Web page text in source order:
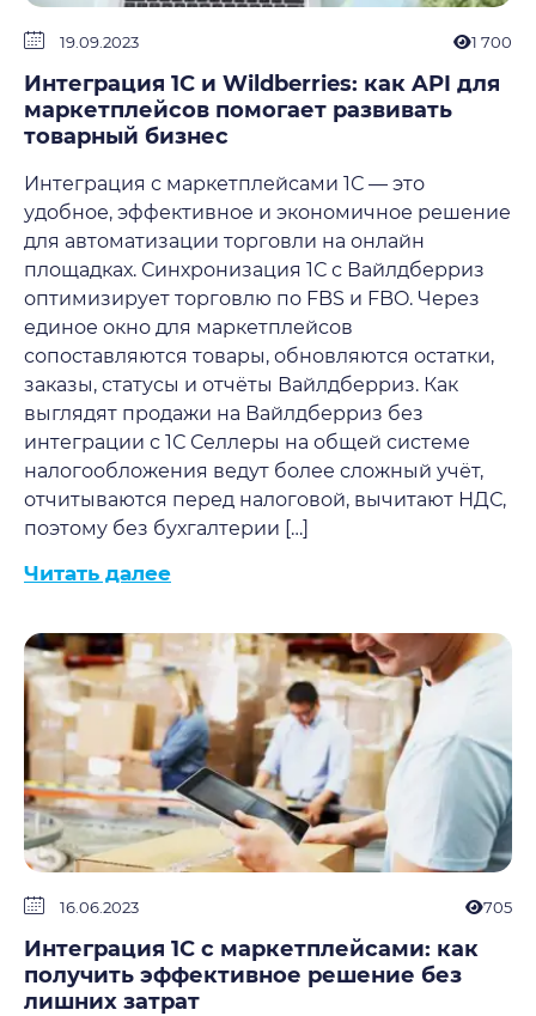
19.09.2023 1 700
Интеграция 1С и Wildberries: как API для
маркетплейсов помогает развивать
товарный бизнес
Интеграция с маркетплейсами 1С — это
удобное, эффективное и экономичное решение
для автоматизации торговли на онлайн
площадках. Синхронизация 1С с Вайлдберриз
оптимизирует торговлю по FBS и FBO. Через
единое окно для маркетплейсов
сопоставляются товары, обновляются остатки,
заказы, статусы и отчёты Вайлдберриз. Как
выглядят продажи на Вайлдберриз без
интеграции с 1С Селлеры на общей системе
налогообложения ведут более сложный учёт,
отчитываются перед налоговой, вычитают НДС,
поэтому без бухгалтерии […]
Читать далее
16.06.2023 705
Интеграция 1С с маркетплейсами: как
получить эффективное решение без
лишних затрат